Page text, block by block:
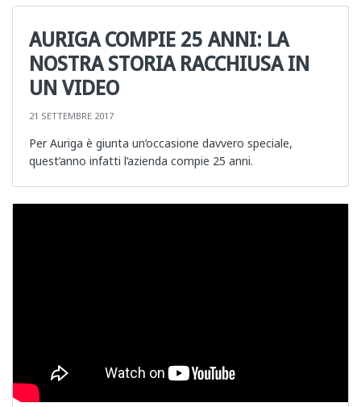
AURIGA COMPIE 25 ANNI: LA
NOSTRA STORIA RACCHIUSA IN
UN VIDEO
21 SETTEMBRE 2017
Per Auriga è giunta un’occasione davvero speciale,
quest’anno infatti l’azienda compie 25 anni.